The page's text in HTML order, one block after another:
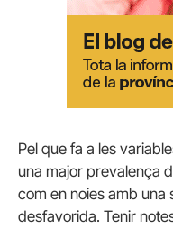
Pel que fa a les
una major prevalença
com en noies amb una
desfavorida. Tenir